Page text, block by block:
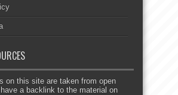
on this site are taken from open
a backlink to the material on